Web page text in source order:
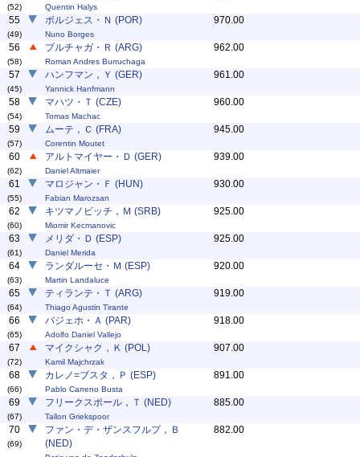
(52) Quentin Halys
55
(49)
ボルジェス・Ｎ (POR)
Nuno Borges
970.00
56
(58)
ブルチャガ・Ｒ (ARG)
Roman Andres Burruchaga
962.00
57
(45)
ハンフマン，Ｙ (GER)
Yannick Hanfmann
961.00
58
(54)
マハツ・Ｔ (CZE)
Tomas Machac
960.00
59
(57)
ムーテ，Ｃ (FRA)
Corentin Moutet
945.00
60
(62)
アルトマイヤー・Ｄ (GER)
Daniel Altmaier
939.00
61
(55)
マロジャン・Ｆ (HUN)
Fabian Marozsan
930.00
62
(60)
キツマノビッチ，Ｍ (SRB)
Miomir Kecmanovic
925.00
63
(61)
メリダ・Ｄ (ESP)
Daniel Merida
925.00
64
(63)
ランダルーセ・Ｍ (ESP)
Martin Landaluce
920.00
65
(64)
ティランテ・Ｔ (ARG)
Thiago Agustin Tirante
919.00
66
(65)
バジェホ・Ａ (PAR)
Adolfo Daniel Vallejo
918.00
67
(72)
マイクシャク，Ｋ (POL)
Kamil Majchrzak
907.00
68
(66)
カレノ=ブスタ，Ｐ (ESP)
Pablo Carreno Busta
891.00
69
(67)
フリークスポール，Ｔ (NED)
Tallon Griekspoor
885.00
70
(69)
ファン・デ・ザンスフルプ，Ｂ
(NED)
882.00